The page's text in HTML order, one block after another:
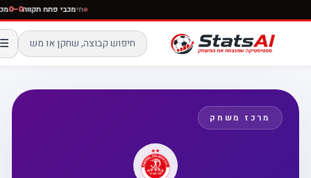
חימכבי פתח תקווה0–0
☰
מרכז משחק